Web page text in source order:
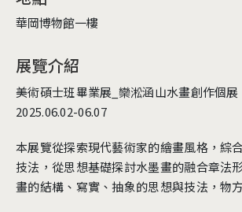
華岡博物館一樓
展覽介紹
美術碩士班畢業展_欒淞涵山水畫創作個展
2025.06.02-06.07
本展覽從探索現代藝術家的繪畫風格，綜
技法，從思想基礎探討水墨畫的融合章法
畫的結構、寫實、抽象的思想與技法，物